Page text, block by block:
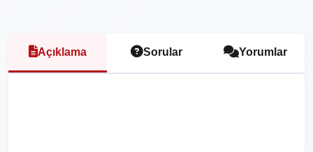
Açıklama Sorular Yorumlar